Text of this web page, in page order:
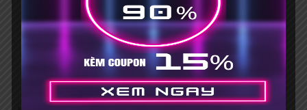
hosting tặng tên miền
No Expires
Mã giảm giá Vietnix 15% khi đăng ký
mới + Tặng bộ theme, plugin bản
quyền